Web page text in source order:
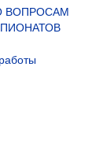
ВОПРОСАМ